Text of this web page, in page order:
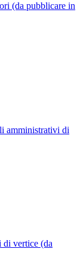
(da pubblicare in
amministrativi di
vertice (da